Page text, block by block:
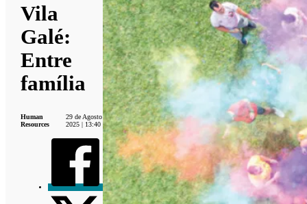
Vila
Galé:
Entre
família
Human
Resources
29 de Agosto
2025 | 13:40